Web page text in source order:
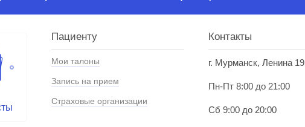
Пациенту
Мои талоны
Запись на прием
Страховые организации
Контакты
г. Мурманск, Ленина 19
Пн-Пт 8:00 до 21:00
Сб 9:00 до 20:00